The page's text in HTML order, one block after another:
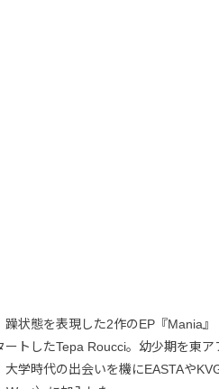
躁状態を表現した2作のEP『Mania
ートしたTepa Roucci。幼少期を東
大学時代の出会いを機にEASTAや